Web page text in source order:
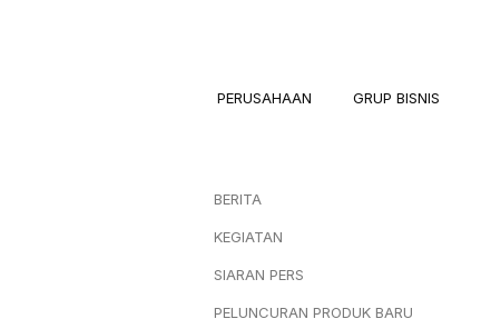
PERUSAHAAN GRUP BISNIS
BERITA
KEGIATAN
SIARAN PERS
PELUNCURAN PRODUK BARU